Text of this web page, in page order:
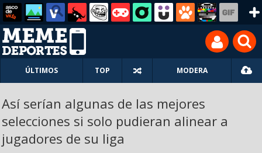
ÚLTIMOS TOP MODERA
Así serían algunas de las mejores
selecciones si solo pudieran alinear a
jugadores de su liga